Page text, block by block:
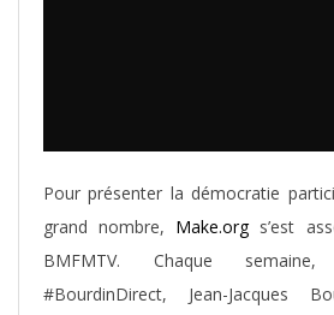
Pour présenter la démocratie
grand nombre, Make.org s’est
BMFMTV. Chaque
#BourdinDirect, Jean-Jacques